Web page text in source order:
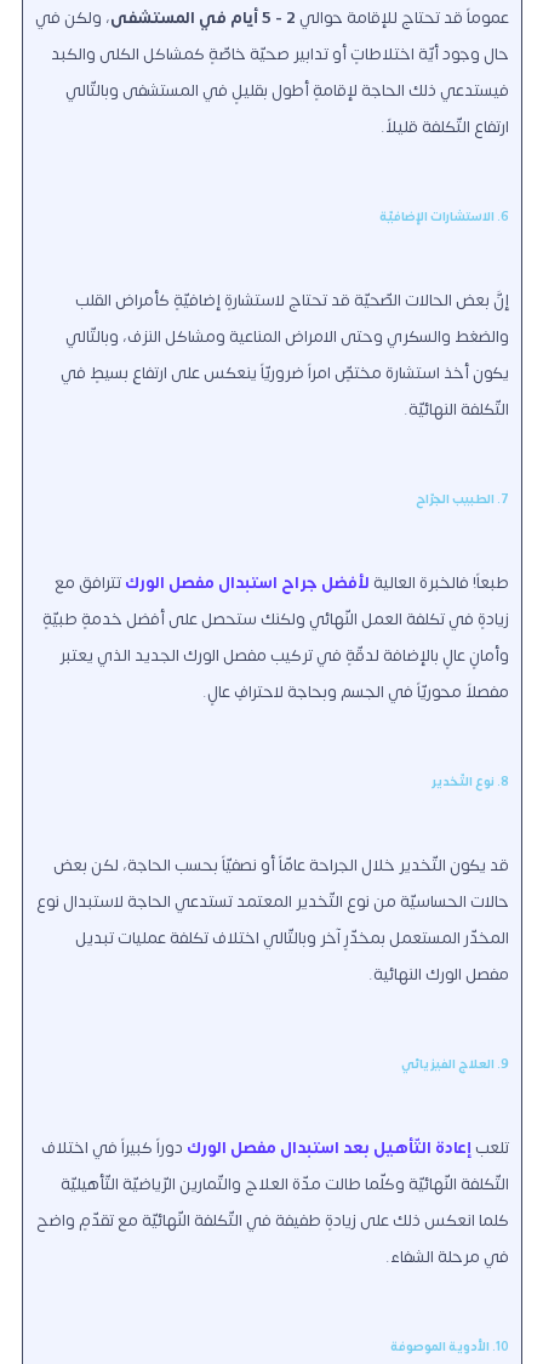
عموماً قد تحتاج للإقامة حوالي 2 - 5 أيام في المستشفى
، ولكن في
حال وجود أيّة اختلاطاتٍ أو تدابير صحيّة خاصّةٍ كمشاكل الكلى والكبد
فيستدعي ذلك الحاجة لإقامةٍ أطول بقليلٍ في المستشفى وبالتّالي
ارتفاع التّكلفة قليلاً.
6. الاستشارات الإضافيّة
إنَّ بعض الحالات الصّحيّة قد تحتاج لاستشارةٍ إضافيّةٍ كأمراض القلب
والضغط والسكري وحتى الامراض المناعية ومشاكل النزف، وبالتّالي
يكون أخذ استشارة مختصٍّ امراً ضروريّاً ينعكس على ارتفاعٍ بسيطٍ في
التّكلفة النهائيّة.
7. الطبيب الجرّاح
طبعاً! فالخبرة العالية لأفضل جراح استبدال مفصل الوركتترافق مع
زيادةٍ في تكلفة العمل النّهائي ولكنك ستحصل على أفضل خدمةٍ طبيّةٍ
وأمانٍ عالٍ بالإضافة لدقّةٍ في تركيب مفصل الورك الجديد الذي يعتبر
مفصلاً محوريّاً في الجسم وبحاجة لاحترافٍ عالٍ.
8. نوع التّخدير
قد يكون التّخدير خلال الجراحة عامّاً أو نصفيّاً بحسب الحاجة، لكن بعض
حالات الحساسيّة من نوع التّخدير المعتمد تستدعي الحاجة لاستبدال نوع
المخدّر المستعمل بمخدّرٍ آخر وبالتّالي اختلاف تكلفة عمليات تبديل
مفصل الورك النهائية.
9. العلاج الفيزيائي
تلعبإعادة التّأهيل بعد استبدال مفصل الورك دوراً كبيراً في اختلاف
التّكلفة النّهائيّة وكلّما طالت مدّة العلاج والتّمارين الرّياضيّة التّأهيليّة
كلما انعكس ذلك على زيادةٍ طفيفة في التّكلفة النّهائيّة مع تقدّمٍ واضح
في مرحلة الشفاء.
10. الأدوية الموصوفة